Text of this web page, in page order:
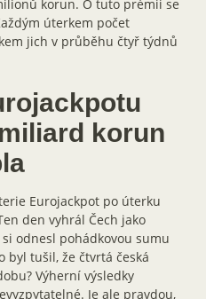
korun. O tuto prémii se
úterkem počet
jich v průběhu čtyř týdnů
korun
Eurojackpot po úterku
den vyhrál Čech jako
odnesl pohádkovou sumu
byl tušil, že čtvrtá česká
Výherní výsledky
Je ale pravdou,